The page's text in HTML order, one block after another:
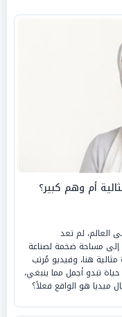
أم وهم كبير؟
العالم، لم تعد
إلى مساحة ضخمة لصناعة
مثالية هنا، وفيديو مُرتب
تبدو أجمل مما ينبغي،
ميديا هو الواقع فعلاً؟